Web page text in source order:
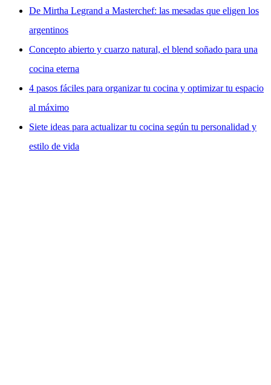
De Mirtha Legrand a Masterchef: las mesadas que eligen los
argentinos
Concepto abierto y cuarzo natural, el blend soñado para una
cocina eterna
4 pasos fáciles para organizar tu cocina y optimizar tu espacio
al máximo
Siete ideas para actualizar tu cocina según tu personalidad y
estilo de vida